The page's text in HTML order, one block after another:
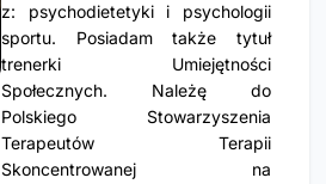
z: psychodietetyki i psychologii
sportu. Posiadam także tytuł
trenerki Umiejętności
Społecznych. Należę do
Polskiego Stowarzyszenia
Terapeutów Terapii
Skoncentrowanej na